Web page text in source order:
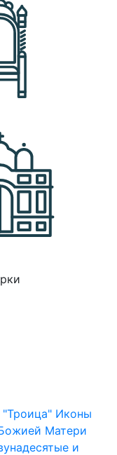
Иконы
Матери
и